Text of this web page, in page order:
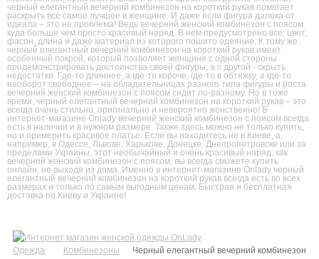
черный елегантный вечерний комбинезон на короткий рукав помогает
раскрыть все самое лучшее в женщине. И даже если фигура далека от
идеала – это не проблема! Ведь вечерний женский комбинезон с поясом
куда больше чем просто красивый наряд. В нем предусмотрено все: цвет,
фасон, длина и даже материал из которого пошито одеяние. К тому же,
черный елегантный вечерний комбинезон на короткий рукав имеет
особенный покрой, который позволяет женщине с одной стороны
продемонстрировать достоинства своей фигуры, а с другой - скрыть
недостатки. Где-то длиннее, а где-то короче, где-то в обтяжку, а где-то
наоборот свободнее – на обладательницах разного типа фигуры и роста
вечерний женский комбинезон с поясом сидит по-разному. Но в тоже
время, черный елегантный вечерний комбинезон на короткий рукав – это
всегда очень стильно, оригинально и невероятно женственно! В
интернет-магазине Onlady вечерний женский комбинезон с поясом всегда
есть в наличии и в нужном размере. Также здесь можно не только купить,
но и примерить красивое платье. Если вы находитесь не в Киеве, а,
например, в Одессе, Львове, Харькове, Донецке, Днепропетровске или за
пределами Украины, этот необычайный и очень красивый наряд, как
вечерний женский комбинезон с поясом, вы всегда сможете купить
онлайн, не выходя из дома. Именно в интернет-магазине Onlady черный
елегантный вечерний комбинезон на короткий рукав всегда есть во всех
размерах и только по самым выгодным ценам. Быстрая и бесплатная
доставка по Киеву и Украине!
Одежда Комбинезоны
Черный елегантный вечерний комбинезон